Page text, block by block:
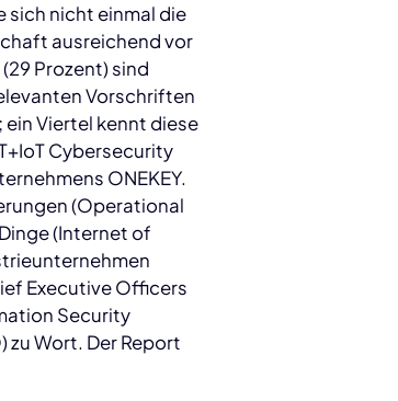
sich nicht einmal die
ausreichend vor
Prozent) sind
Vorschriften
Viertel kennt diese
Cybersecurity
ONEKEY.
(Operational
(Internet of
Executive Officers
Security
zu Wort. Der Report